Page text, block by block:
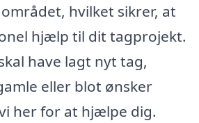
hvilket sikrer, at
hjælp til dit tagprojekt.
have lagt nyt tag,
eller blot ønsker
her for at hjælpe dig.